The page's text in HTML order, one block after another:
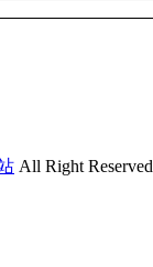
All Right